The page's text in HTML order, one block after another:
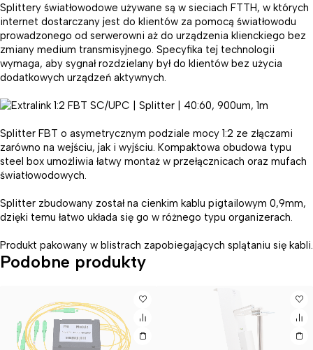
Splittery światłowodowe używane są w sieciach FTTH, w których
internet dostarczany jest do klientów za pomocą światłowodu
prowadzonego od serwerowni aż do urządzenia klienckiego bez
zmiany medium transmisyjnego. Specyfika tej technologii
wymaga, aby sygnał rozdzielany był do klientów bez użycia
dodatkowych urządzeń aktywnych.
Splitter FBT o asymetrycznym podziale mocy 1:2 ze złączami
zarówno na wejściu, jak i wyjściu. Kompaktowa obudowa typu
steel box umożliwia łatwy montaż w przełącznicach oraz mufach
światłowodowych.
Splitter zbudowany został na cienkim kablu pigtailowym 0,9mm,
dzięki temu łatwo układa się go w różnego typu organizerach.
Produkt pakowany w blistrach zapobiegających splątaniu się kabli.
Podobne produkty